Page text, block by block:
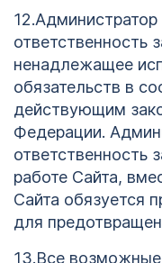
ответственность
ненадлежащее
обязательств в
действующим
Федерации.
ответственность
работе Сайта,
Сайта обязуется
для
13.Все